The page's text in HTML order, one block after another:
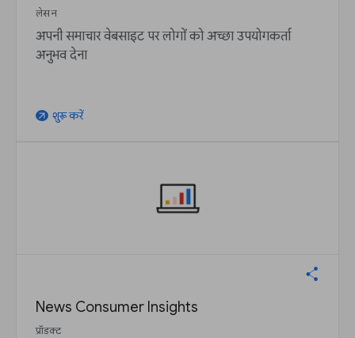
लेसन
अपनी समाचार वेबसाइट पर लोगों को अच्छा उपयोगकर्ता
अनुभव देना
arrow_outward शुरू करें
News Consumer Insights
प्रॉडक्ट